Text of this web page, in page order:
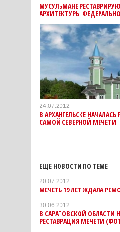
МУСУЛЬМАНЕ
АРХИТЕКТУРЫ
24.07.2012
В АРХАНГЕЛЬСКЕ НАЧАЛАСЬ
САМОЙ СЕВЕРНОЙ МЕЧЕТИ
ЕЩЕ НОВОСТИ ПО ТЕМЕ
20.07.2012
МЕЧЕТЬ 19 ЛЕТ ЖДАЛА
30.06.2012
В САРАТОВСКОЙ ОБЛАСТИ
РЕСТАВРАЦИЯ МЕЧЕТИ